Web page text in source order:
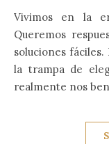
Vivimos en la era de la gratificación instantánea.
Queremos
soluciones
la trampa de
realmente nos